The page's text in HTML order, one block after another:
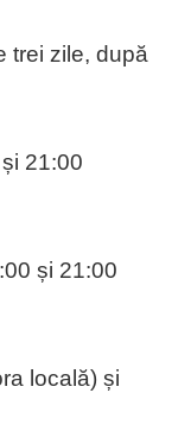
trei zile, după
21:00
și 21:00
locală) și